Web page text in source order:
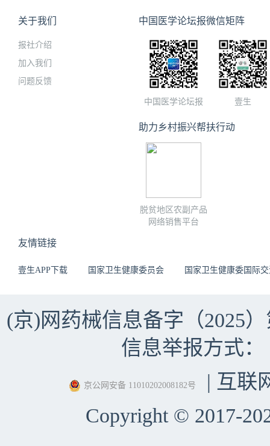
关于我们
报社介绍
加入我们
问题反馈
中国医学论坛报微信矩阵
中国医学论坛报 壹生
助力乡村振兴帮扶行动
脱贫地区农副产品
网络销售平台
友情链接
壹生APP下载 国家卫生健康委员会 国家卫生健康委国际
(京)网药械信息备字（2025
信息举报方式：
京公网安备 11010202008182号
| 互联
Copyright © 2017-